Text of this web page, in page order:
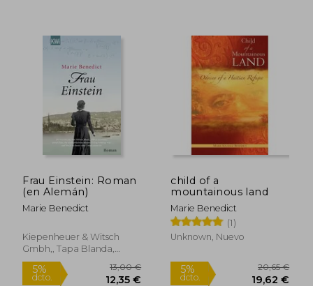
5%
dcto.
12,00 €
11,40 €
5%
dcto.
Frau Einstein: Roman
(en Alemán)
Marie Benedict
Kiepenheuer & Witsch
Gmbh,, Tapa Blanda,
Nuevo
child of a
mountainous land
Marie Benedict
(1)
Unknown, Nuevo